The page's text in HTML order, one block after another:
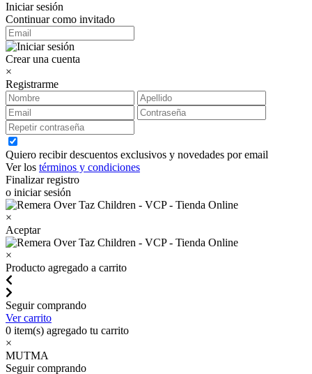
Iniciar sesión
Continuar como invitado
Crear una cuenta
×
Registrarme
Quiero recibir descuentos exclusivos y novedades por email
Ver los términos y condiciones
Finalizar registro
o iniciar sesión
×
Aceptar
×
Producto agregado a carrito
Seguir comprando
Ver carrito
0 item(s) agregado tu carrito
×
MUTMA
Seguir comprando